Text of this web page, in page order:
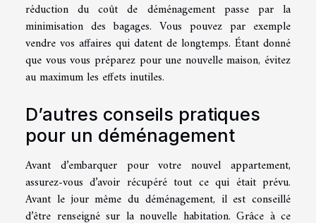
réduction du coût de déménagement passe par la
minimisation des bagages. Vous pouvez par exemple
vendre vos affaires qui datent de longtemps. Étant donné
que vous vous préparez pour une nouvelle maison, évitez
au maximum les effets inutiles.
D’autres conseils pratiques
pour un déménagement
Avant d’embarquer pour votre nouvel appartement,
assurez-vous d’avoir récupéré tout ce qui était prévu.
Avant le jour même du déménagement, il est conseillé
d’être renseigné sur la nouvelle habitation. Grâce à ce